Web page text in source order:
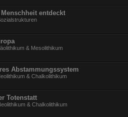
entdeckt
& Mesolithikum
Abstammungssystem
& Chalkolithikum
Totenstatt
& Chalkolithikum